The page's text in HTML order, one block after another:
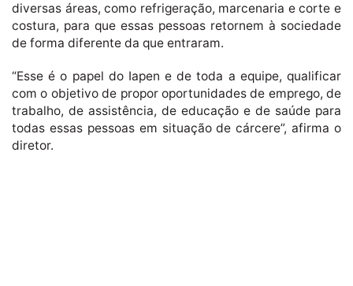
diversas áreas, como refrigeração, marcenaria e corte e
costura, para que essas pessoas retornem à sociedade
de forma diferente da que entraram.
“Esse é o papel do Iapen e de toda a equipe, qualificar
com o objetivo de propor oportunidades de emprego, de
trabalho, de assistência, de educação e de saúde para
todas essas pessoas em situação de cárcere”, afirma o
diretor.